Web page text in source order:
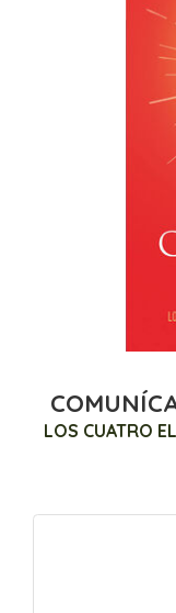
LOS CUATRO